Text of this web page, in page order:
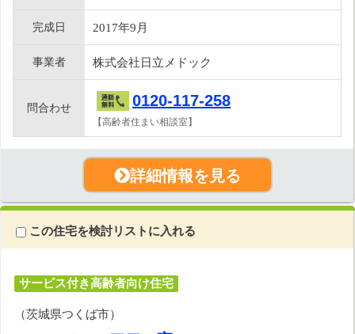
完成日 2017年9月
事業者 株式会社日立メドック
問合わせ 0120-117-258
【高齢者住まい相談室】
詳細情報を見る
この住宅を検討リストに入れる
サービス付き高齢者向け住宅
（茨城県つくば市）